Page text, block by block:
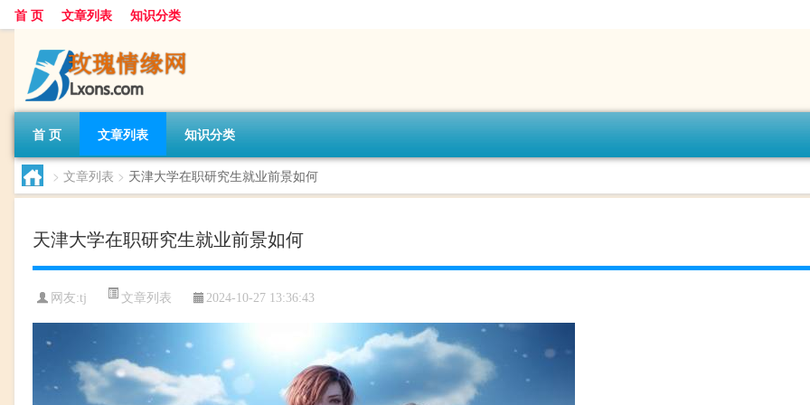
首 页 文章列表 知识分类
首 页 文章列表 知识分类
> 文章列表 > 天津大学在职研究生就业前景如何
天津大学在职研究生就业前景如何
网友:tj 文章列表 2024-10-27 13:36:43